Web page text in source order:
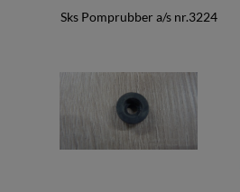
Sks Pomprubber a/s nr.3224